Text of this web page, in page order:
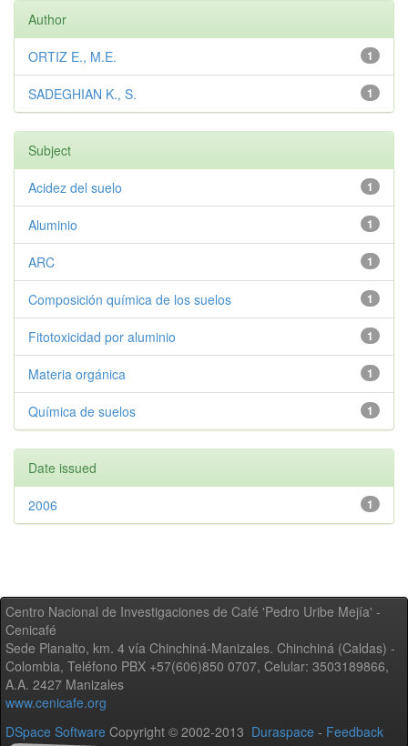
Author
1
ORTIZ E., M.E.
1
SADEGHIAN K., S.
Subject
1
Acidez del suelo
1
Aluminio
1
ARC
1
Composición química de los suelos
1
Fitotoxicidad por aluminio
1
Materia orgánica
1
Química de suelos
Date issued
1
2006
Centro Nacional de Investigaciones de Café 'Pedro Uribe Mejía' -
Cenicafé
Sede Planalto, km. 4 vía Chinchiná-Manizales. Chinchiná (Caldas) -
Colombia, Teléfono PBX +57(606)850 0707, Celular: 3503189866,
A.A. 2427 Manizales
www.cenicafe.org
DSpace Software Copyright © 2002-2013 Duraspace - Feedback